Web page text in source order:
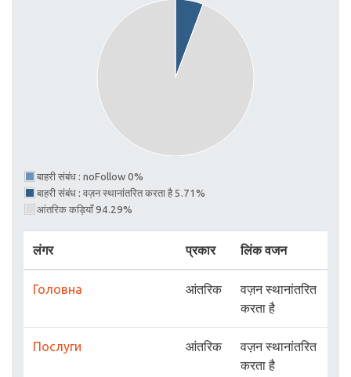
बाहरी संबंध : noFollow 0%
बाहरी संबंध : वज़न स्थानांतरित करता है 5.71%
आंतरिक कड़ियाँ 94.29%
लंगर प्रकार लिंक वजन
Головна आंतरिक
वज़न स्थानांतरित
करता है
Послуги आंतरिक
वज़न स्थानांतरित
करता है